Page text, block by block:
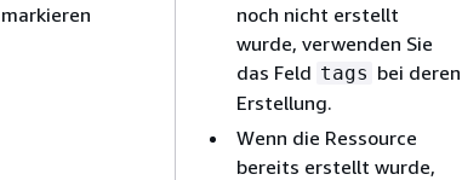
markieren
noch nicht erstellt
wurde, verwenden Sie
das Feld tags bei deren
Erstellung.
Wenn die Ressource
bereits erstellt wurde,